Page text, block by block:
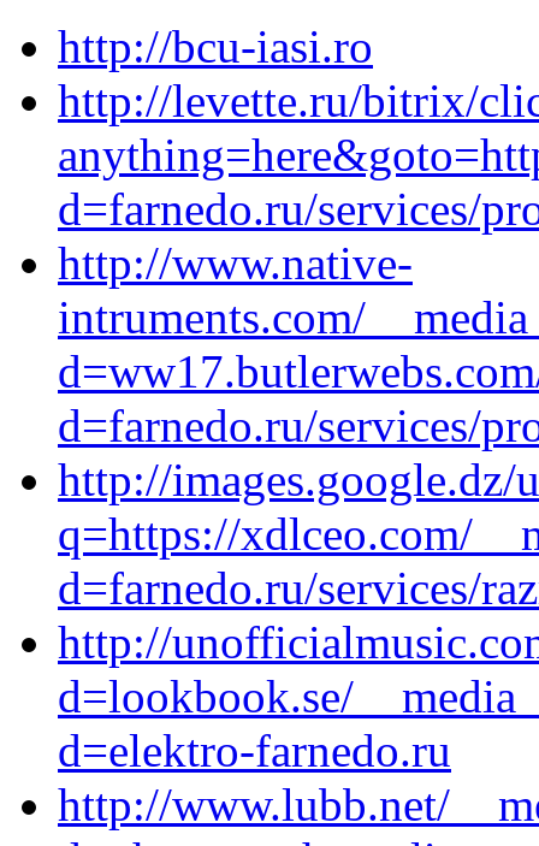
http://bcu-iasi.ro
http://levette.ru/bitrix/
d=farnedo.ru/services/
http://www.native-
intruments.com/
d=farnedo.ru/services/
http://images.google.dz/
q=https://xdlceo.com/
d=farnedo.ru/services/
http://
d=lookbook.se/
d=elektro-farnedo.ru
http://www.lubb.net/